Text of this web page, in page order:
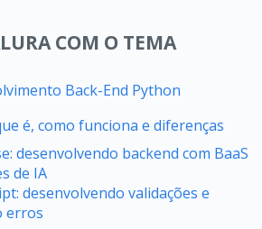
COM O TEMA
Back-End Python
é, como funciona e diferenças
desenvolvendo backend com BaaS
de IA
desenvolvendo validações e
erros